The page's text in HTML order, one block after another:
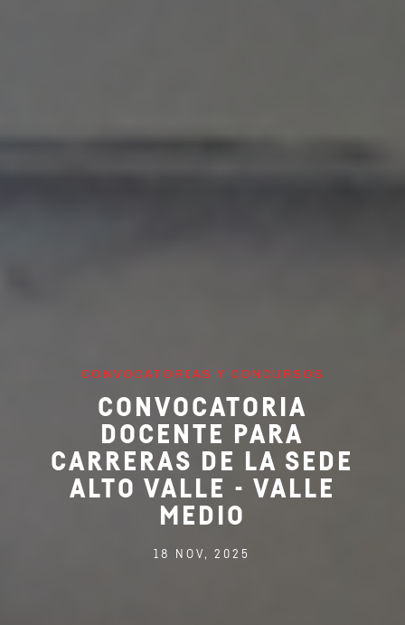
CONVOCATORIAS Y CONCURSOS
CONVOCATORIA
DOCENTE PARA
CARRERAS DE LA SEDE
ALTO VALLE - VALLE
MEDIO
18 NOV, 2025